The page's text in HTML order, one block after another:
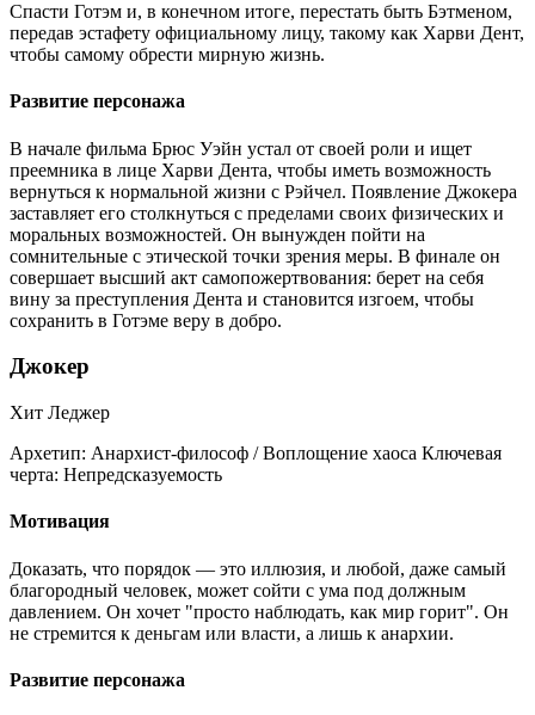
Спасти Готэм и, в конечном итоге, перестать быть Бэтменом,
передав эстафету официальному лицу, такому как Харви Дент,
чтобы самому обрести мирную жизнь.
Развитие персонажа
В начале фильма Брюс Уэйн устал от своей роли и ищет
преемника в лице Харви Дента, чтобы иметь возможность
вернуться к нормальной жизни с Рэйчел. Появление Джокера
заставляет его столкнуться с пределами своих физических и
моральных возможностей. Он вынужден пойти на
сомнительные с этической точки зрения меры. В финале он
совершает высший акт самопожертвования: берет на себя
вину за преступления Дента и становится изгоем, чтобы
сохранить в Готэме веру в добро.
Джокер
Хит Леджер
Архетип: Анархист-философ / Воплощение хаоса Ключевая
черта: Непредсказуемость
Мотивация
Доказать, что порядок — это иллюзия, и любой, даже самый
благородный человек, может сойти с ума под должным
давлением. Он хочет "просто наблюдать, как мир горит". Он
не стремится к деньгам или власти, а лишь к анархии.
Развитие персонажа